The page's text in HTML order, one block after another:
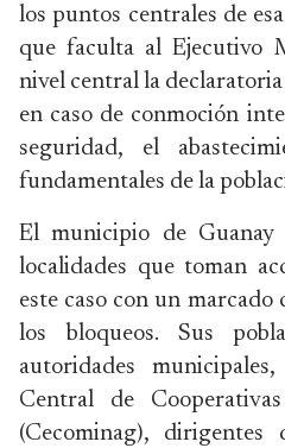
los puntos centrales de
que faculta al Ejecutivo
nivel central la
en caso de conmoción
seguridad, el
fundamentales de la
El municipio de
localidades que toman
este caso con un
los bloqueos. Sus
autoridades
Central de
(Cecominag), dirigentes